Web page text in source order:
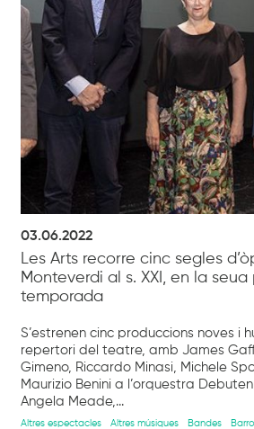
03.06.2022
Les Arts recorre cinc segles
Monteverdi al s. XXI, en la seua
temporada
S’estrenen cinc produccions noves i
repertori del teatre, amb James
Gimeno, Riccardo Minasi, Michele
Maurizio Benini a l’orquestra
Angela Meade,...
Altres espectacles Altres músiques Bandes